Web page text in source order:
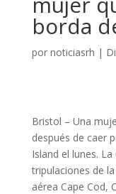
borda
por noticiasrh |
Bristol – Una
después de caer
Island el lunes. La
tripulaciones de
aérea Cape Cod,